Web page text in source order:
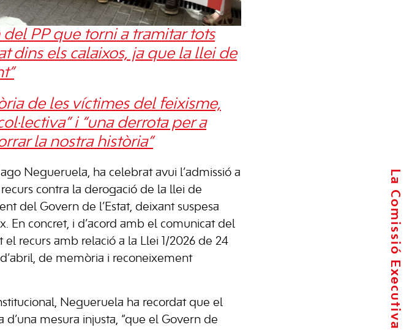
La Comissió Executiva
PP que torni a tramitar tots
dins els calaixos, ja que la llei de
de les víctimes del feixisme,
i “una derrota per a
la nostra història”
Negueruela, ha celebrat avui l’admissió a
contra la derogació de la llei de
del Govern de l’Estat, deixant suspesa
En concret, i d’acord amb el comunicat del
el recurs amb relació a la Llei 1/2026 de 24
de memòria i reconeixement
Negueruela ha recordat que el
mesura injusta, “que el Govern de